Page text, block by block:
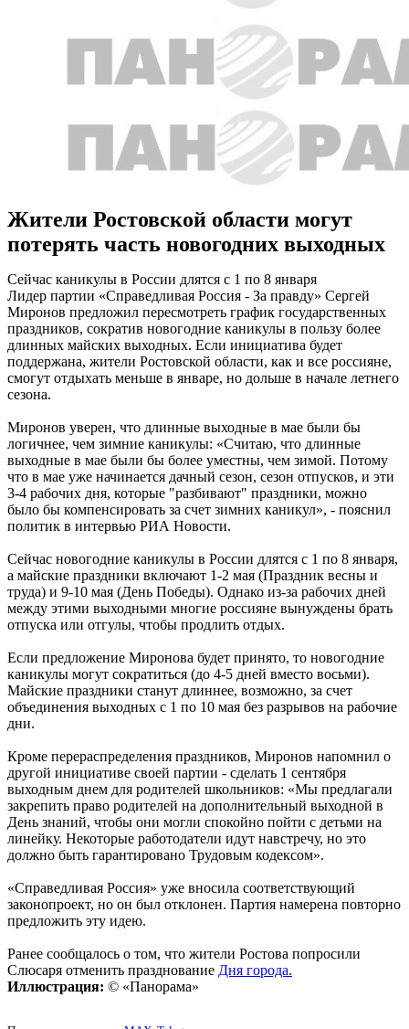
Жители Ростовской области могут
потерять часть новогодних выходных
Сейчас каникулы в России длятся с 1 по 8 января
Лидер партии «Справедливая Россия - За правду» Сергей
Миронов предложил пересмотреть график государственных
праздников, сократив новогодние каникулы в пользу более
длинных майских выходных. Если инициатива будет
поддержана, жители Ростовской области, как и все россияне,
смогут отдыхать меньше в январе, но дольше в начале летнего
сезона.
Миронов уверен, что длинные выходные в мае были бы
логичнее, чем зимние каникулы: «Считаю, что длинные
выходные в мае были бы более уместны, чем зимой. Потому
что в мае уже начинается дачный сезон, сезон отпусков, и эти
3-4 рабочих дня, которые "разбивают" праздники, можно
было бы компенсировать за счет зимних каникул», - пояснил
политик в интервью РИА Новости.
Сейчас новогодние каникулы в России длятся с 1 по 8 января,
а майские праздники включают 1-2 мая (Праздник весны и
труда) и 9-10 мая (День Победы). Однако из-за рабочих дней
между этими выходными многие россияне вынуждены брать
отпуска или отгулы, чтобы продлить отдых.
Если предложение Миронова будет принято, то новогодние
каникулы могут сократиться (до 4-5 дней вместо восьми).
Майские праздники станут длиннее, возможно, за счет
объединения выходных с 1 по 10 мая без разрывов на рабочие
дни.
Кроме перераспределения праздников, Миронов напомнил о
другой инициативе своей партии - сделать 1 сентября
выходным днем для родителей школьников: «Мы предлагали
закрепить право родителей на дополнительный выходной в
День знаний, чтобы они могли спокойно пойти с детьми на
линейку. Некоторые работодатели идут навстречу, но это
должно быть гарантировано Трудовым кодексом».
«Справедливая Россия» уже вносила соответствующий
законопроект, но он был отклонен. Партия намерена повторно
предложить эту идею.
Ранее сообщалось о том, что жители Ростова попросили
Слюсаря отменить празднование Дня города.
Иллюстрация: © «Панорама»